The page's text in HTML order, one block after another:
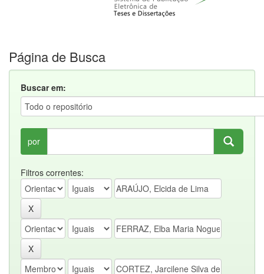
Página de Busca
Buscar em:
por
Filtros correntes: